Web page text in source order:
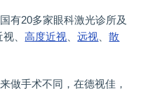
20多家眼科激光诊所及
视、高度近视 、远视 、散
手术不同，在德视佳，